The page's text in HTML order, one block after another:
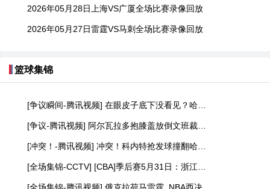
2026年05月28日上海VS广厦全场比赛录像回放
2026年05月27日雷霆VS马刺全场比赛录像回放
篮球集锦
[争议瞬间-腾讯视频] 在眼皮子底下没看见？哈珀打脸布里奇斯没吹福斯特给了个争球？
[争议-腾讯视频] 阿尔瓦拉多抱膝盖放倒文班裁判回看后没有升级维持原判
[冲突！-腾讯视频] 冲突！科内特抢发球撞翻哈特后者激动连踢带推吃T
[全场集锦-CCTV] [CBA]季后赛5月31日：浙江浙商证券VS上海久事 集锦